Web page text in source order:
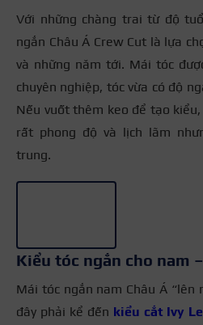
Với những chàng trai từ độ
ngắn Châu Á Crew Cut là lựa
và những năm tới. Mái tóc
chuyên nghiệp, tóc vừa có độ
Nếu vuốt thêm keo để tạo
rất phong độ và lịch lãm
trung.
Kiểu tóc ngắn cho nam
Mái tóc ngắn nam Châu Á
đây phải kể đến kiểu cắt Ivy